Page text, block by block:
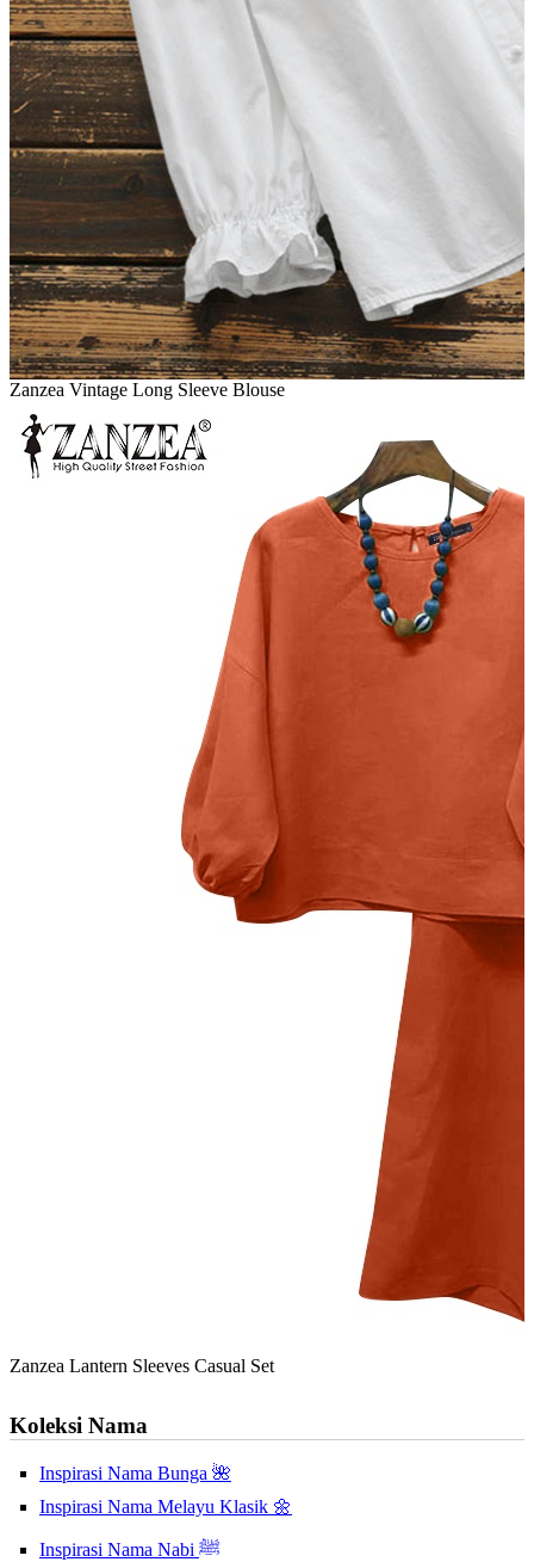
Zanzea Vintage Long Sleeve Blouse
Zanzea Lantern Sleeves Casual Set
Koleksi Nama
Inspirasi Nama Bunga 🌺
Inspirasi Nama Melayu Klasik 🌼
Inspirasi Nama Nabi ﷺ